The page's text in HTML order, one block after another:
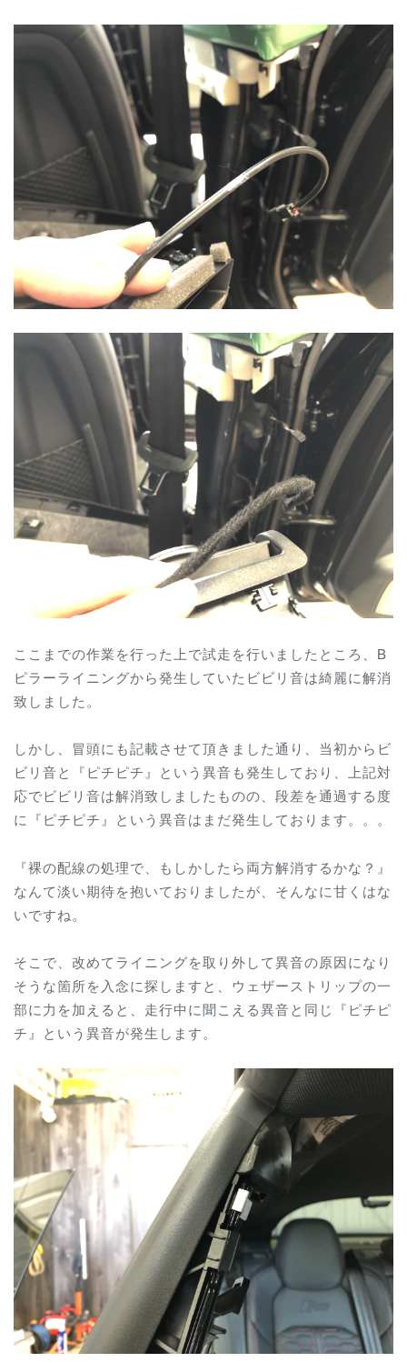
ここまでの作業を行った上で試走を行いましたところ、B
ピラーライニングから発生していたビビリ音は綺麗に解消
致しました。
しかし、冒頭にも記載させて頂きました通り、当初からビ
ビリ音と『ピチピチ』という異音も発生しており、上記対
応でビビリ音は解消致しましたものの、段差を通過する度
に『ピチピチ』という異音はまだ発生しております。。。
『裸の配線の処理で、もしかしたら両方解消するかな？』
なんて淡い期待を抱いておりましたが、そんなに甘くはな
いですね。
そこで、改めてライニングを取り外して異音の原因になり
そうな箇所を入念に探しますと、ウェザーストリップの一
部に力を加えると、走行中に聞こえる異音と同じ『ピチピ
チ』という異音が発生します。